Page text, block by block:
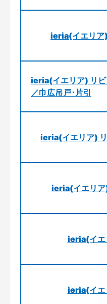
ieria(イエリア
ieria(イエリア) リビ
／巾広吊戸･片引
ieria(イエリア)
ieria(イエリア
ieria(イエ
ieria(イエ